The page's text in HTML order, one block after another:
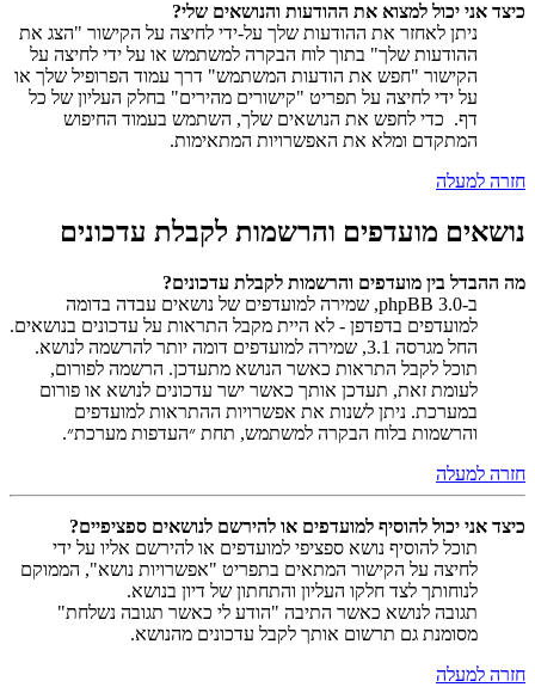
כיצד אני יכול למצוא את ההודעות והנושאים שלי?
ניתן לאחזר את ההודעות שלך על-ידי לחיצה על הקישור "הצג את
ההודעות שלך" בתוך לוח הבקרה למשתמש או על ידי לחיצה על
הקישור "חפש את הודעות המשתמש" דרך עמוד הפרופיל שלך או
על ידי לחיצה על תפריט "קישורים מהירים" בחלק העליון של כל
דף. כדי לחפש את הנושאים שלך, השתמש בעמוד החיפוש
המתקדם ומלא את האפשרויות המתאימות.
חזרה למעלה
נושאים מועדפים והרשמות לקבלת עדכונים
מה ההבדל בין מועדפים והרשמות לקבלת עדכונים?
ב-phpBB 3.0, שמירה למועדפים של נושאים עבדה בדומה
למועדפים בדפדפן - לא היית מקבל התראות על עדכונים בנושאים.
החל מגרסה 3.1, שמירה למועדפים דומה יותר להרשמה לנושא.
תוכל לקבל התראות כאשר הנושא מתעדכן. הרשמה לפורום,
לעומת זאת, תעדכן אותך כאשר ישר עדכונים לנושא או פורום
במערכת. ניתן לשנות את אפשרויות ההתראות למועדפים
והרשמות בלוח הבקרה למשתמש, תחת ״העדפות מערכת״.
חזרה למעלה
כיצד אני יכול להוסיף למועדפים או להירשם לנושאים ספציפיים?
תוכל להוסיף נושא ספציפי למועדפים או להירשם אליו על ידי
לחיצה על הקישור המתאים בתפריט "אפשרויות נושא", הממוקם
לנוחותך לצד חלקו העליון והתחתון של דיון בנושא.
תגובה לנושא כאשר התיבה "הודע לי כאשר תגובה נשלחת"
מסומנת גם תרשום אותך לקבל עדכונים מהנושא.
חזרה למעלה